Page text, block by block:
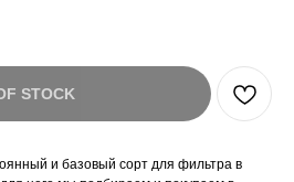
STOCK
и базовый сорт для фильтра в